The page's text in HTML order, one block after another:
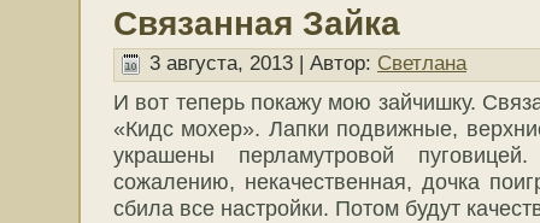
Связанная Зайка
3 августа, 2013 | Автор: Светлана
И вот теперь покажу мою зайчишку.
«Кидс мохер». Лапки подвижные,
украшены перламутровой
сожалению, некачественная, дочка
сбила все настройки. Потом будут